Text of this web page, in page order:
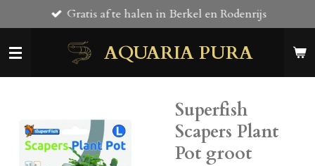
direct
naar
AQUARIA PURA
Gratis af te halen in Berkel en Rodenrijs
Superfish
Scapers Plant
Pot groot